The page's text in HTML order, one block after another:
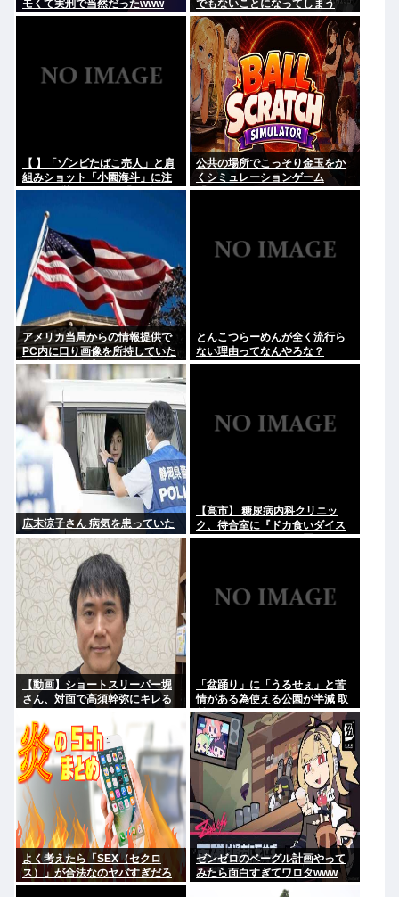
モくて実刑で当然だったwww
でもないことになってしまう
www
【 】「ゾンビたばこ売人」と肩
組みショット「小園海斗」に注
がれる”厳しい視線” 「レギュラ
公共の場所でこっそり金玉をか
くシミュレーションゲーム
「Ball Scratch Simulator」が
アメリカ当局からの情報提供で
PC内に口り画像を所持していた
日本人男を逮捕
とんこつらーめんが全く流行ら
ない理由ってなんやろな？
広末涼子さん 病気を患っていた
【高市】 糖尿病内科クリニッ
ク、待合室に『ドカ食いダイス
キ！もちづきさん』を置いてし
【動画】ショートスリーパー堀
さん、対面で高須幹弥にキレる
「盆踊り」に「うるせぇ」と苦
情がある為使える公園が半減 取
材ではうるさいと答える住民は
おらず こどおじみたいのが電話
してんだろな
よく考えたら「SEX（セクロ
ス）」が合法なのヤバすぎだろ
ゼンゼロのベーグル計画やって
みたら面白すぎてワロタwww